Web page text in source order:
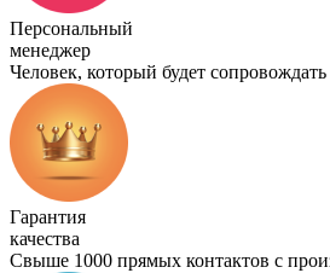
Персональный
менеджер
Человек, который будет
Гарантия
качества
Свыше 1000 прямых контактов с